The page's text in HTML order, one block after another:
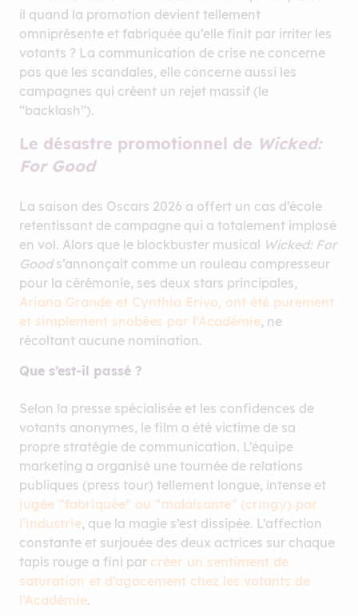
il quand la promotion devient tellement
omniprésente et fabriquée qu’elle finit par irriter les
votants ? La communication de crise ne concerne
pas que les scandales, elle concerne aussi les
campagnes qui créent un rejet massif (le
“backlash”).
Le désastre promotionnel de Wicked:
For Good
La saison des Oscars 2026 a offert un cas d’école
retentissant de campagne qui a totalement implosé
en vol. Alors que le blockbuster musical Wicked: For
Goods’annonçait comme un rouleau compresseur
pour la cérémonie, ses deux stars principales,
Ariana Grande et Cynthia Erivo, ont été purement
et simplement snobées par l’Académie, ne
récoltant aucune nomination.
Que s’est-il passé ?
Selon la presse spécialisée et les confidences de
votants anonymes, le film a été victime de sa
propre stratégie de communication. L’équipe
marketing a organisé une tournée de relations
publiques (press tour) tellement longue, intense et
jugée “fabriquée” ou “malaisante” (cringy) par
l’industrie, que la magie s’est dissipée. L’affection
constante et surjouée des deux actrices sur chaque
tapis rouge a fini par créer un sentiment de
saturation et d’agacement chez les votants de
l’Académie.